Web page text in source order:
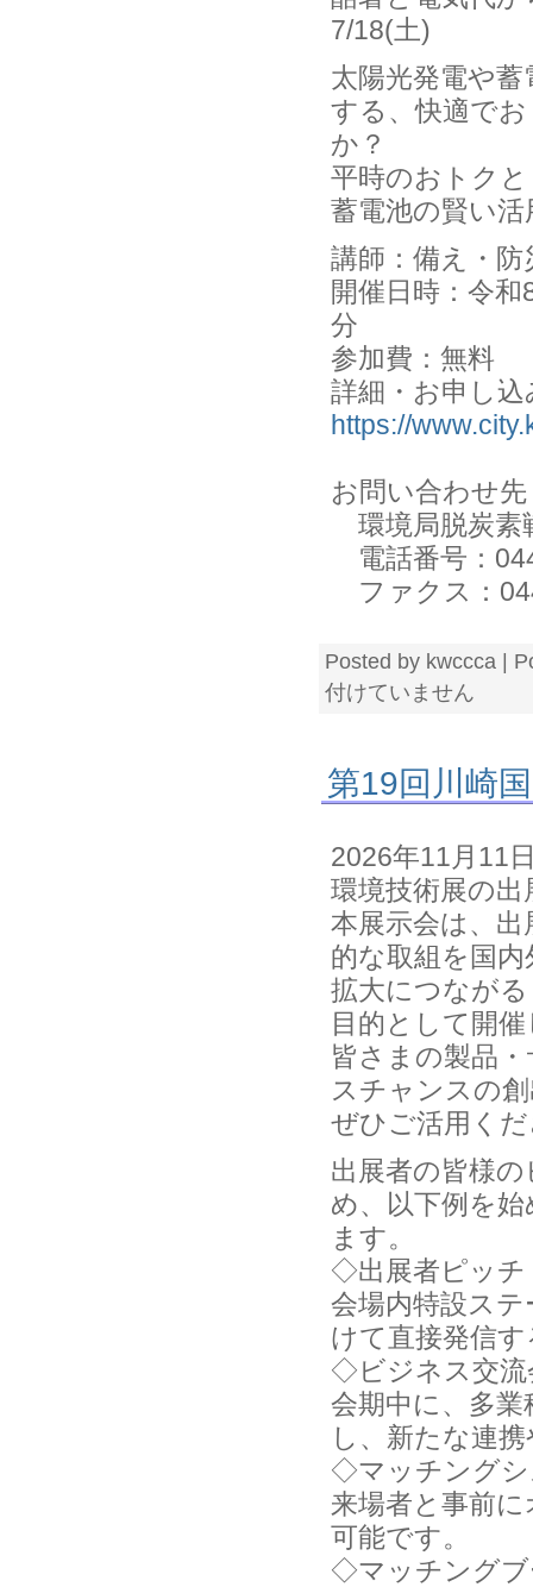
7/18(土)
太陽光発電や
する、快適で
か？
平時のおトク
蓄電池の賢い活
講師：備え・
開催日時：令
分
参加費：無料
詳細・お申し込
https://
お問い合わせ先
環境局脱炭素
電話番号：
ファクス：
Posted by kwccca |
付けていません
第19回川崎
2026年11月11
環境技術展の
本展示会は、
的な取組を国
拡大につなが
目的として開
皆さまの製品
スチャンスの
ぜひご活用く
出展者の皆様
め、以下例を
ます。
◇出展者ピッチ
会場内特設ス
けて直接発信
◇ビジネス交流
会期中に、多
し、新たな連
◇マッチング
来場者と事前
可能です。
◇マッチングブ